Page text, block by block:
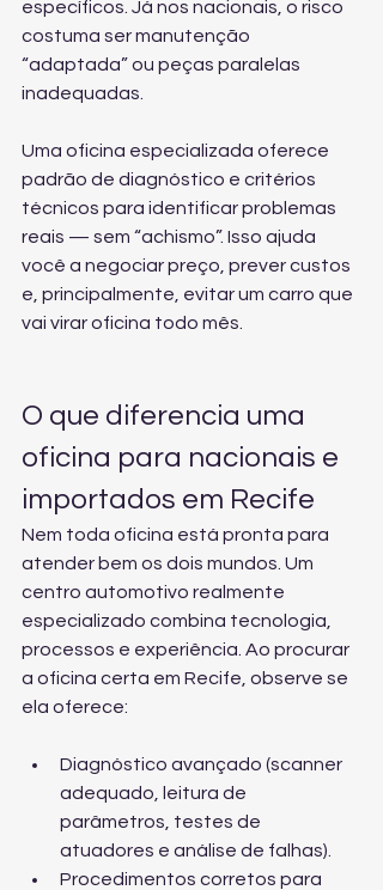
específicos. Já nos nacionais, o risco
costuma ser manutenção
“adaptada” ou peças paralelas
inadequadas.
Uma oficina especializada oferece
padrão de diagnóstico e critérios
técnicos para identificar problemas
reais — sem “achismo”. Isso ajuda
você a negociar preço, prever custos
e, principalmente, evitar um carro que
vai virar oficina todo mês.
O que diferencia uma
oficina para nacionais e
importados em Recife
Nem toda oficina está pronta para
atender bem os dois mundos. Um
centro automotivo realmente
especializado combina tecnologia,
processos e experiência. Ao procurar
a oficina certa em Recife, observe se
ela oferece:
Diagnóstico avançado (scanner
adequado, leitura de
parâmetros, testes de
atuadores e análise de falhas).
Procedimentos corretos para